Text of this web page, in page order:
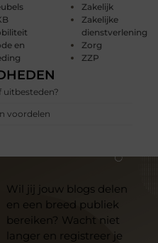
en
Zakelijk
Zakelijke
dienstverlening
Zorg
ZZP
uitbesteden?
voordelen
Wil jij jouw blogs delen
en een breed publiek
bereiken? Wacht niet
langer en registreer je